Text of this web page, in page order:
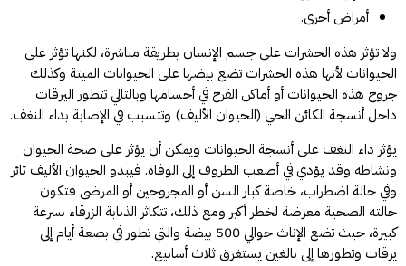
أمراض أخرى.
ولا تؤثر هذه الحشرات على جسم الإنسان بطريقة مباشرة، لكنها تؤثر على
الحيوانات لأنها هذه الحشرات تضع بيضها على الحيوانات الميتة وكذلك
جروح هذه الحيوانات أو أماكن القرح في أجسامها وبالتالي تتطور اليرقات
داخل أنسجة الكائن الحي (الحيوان الأليف) وتتسبب في الإصابة بداء النغف.
يؤثر داء النغف على أنسجة الحيوانات ويمكن أن يؤثر على صحة الحيوان
ونشاطه وقد يؤدي في أصعب الظروف إلى الوفاة. فيبدو الحيوان الأليف ثائر
وفي حالة اضطراب، خاصة كبار السن أو المجروحين أو المرضى فتكون
حالته الصحية معرضة لخطر أكبر ومع ذلك، تتكاثر الذبابة الزرقاء بسرعة
كبيرة، حيث تضع الإناث حوالي 500 بيضة والتي تطور في بضعة أيام إلى
يرقات وتطورها إلى بالغين يستغرق ثلاث أسابيع.